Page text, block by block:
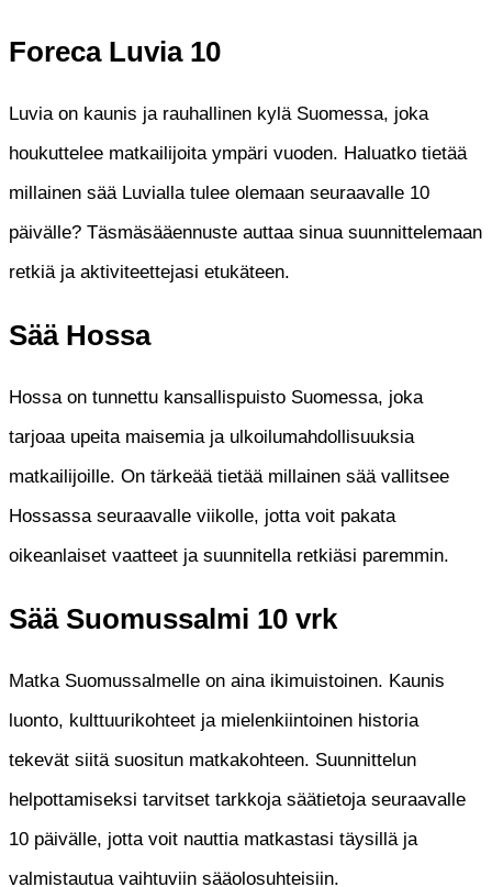
Foreca Luvia 10
Luvia on kaunis ja rauhallinen kylä Suomessa, joka
houkuttelee matkailijoita ympäri vuoden. Haluatko tietää
millainen sää Luvialla tulee olemaan seuraavalle 10
päivälle? Täsmäsääennuste auttaa sinua suunnittelemaan
retkiä ja aktiviteettejasi etukäteen.
Sää Hossa
Hossa on tunnettu kansallispuisto Suomessa, joka
tarjoaa upeita maisemia ja ulkoilumahdollisuuksia
matkailijoille. On tärkeää tietää millainen sää vallitsee
Hossassa seuraavalle viikolle, jotta voit pakata
oikeanlaiset vaatteet ja suunnitella retkiäsi paremmin.
Sää Suomussalmi 10 vrk
Matka Suomussalmelle on aina ikimuistoinen. Kaunis
luonto, kulttuurikohteet ja mielenkiintoinen historia
tekevät siitä suositun matkakohteen. Suunnittelun
helpottamiseksi tarvitset tarkkoja säätietoja seuraavalle
10 päivälle, jotta voit nauttia matkastasi täysillä ja
valmistautua vaihtuviin sääolosuhteisiin.